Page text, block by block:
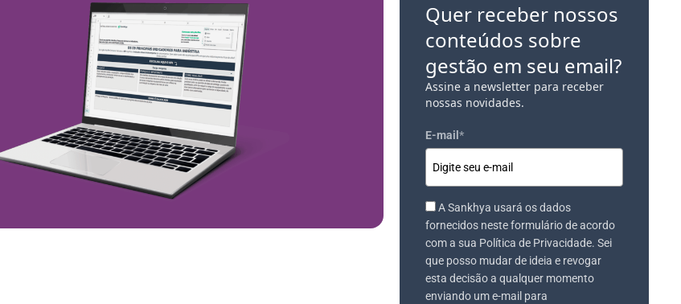
Quer receber nossos
conteúdos sobre
gestão em seu email?
Assine a newsletter para receber
nossas novidades.
E-mail *
A Sankhya usará os dados
fornecidos neste formulário de acordo
com a sua Política de Privacidade. Sei
que posso mudar de ideia e revogar
esta decisão a qualquer momento
enviando um e-mail para